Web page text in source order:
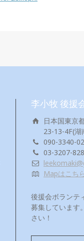
李小牧 後援
日本国東京
23-13-4F(湖
090-3340-
03-3207-
Mapはこち
後援会ボランテ
募集しています
さい！